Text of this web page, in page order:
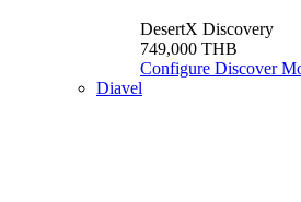
DesertX Discovery
749,000 THB
Configure Discover
Diavel